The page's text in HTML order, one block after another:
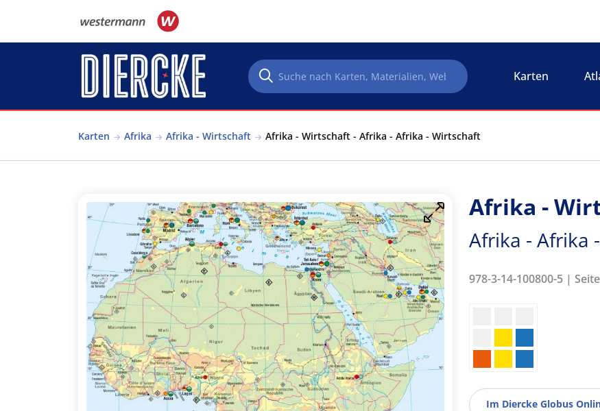
Karten
Karten Afrika Afrika - Wirtschaft Afrika - Wirtschaft - Afrika - Afrika - Wirtschaft
Afrika -
Afrika - Afrika
978-3-14-100800-5 |
Im Diercke Globus